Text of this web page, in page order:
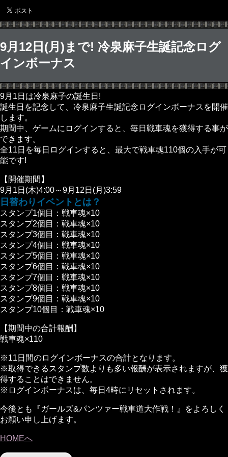
9月12日(月)まで! 冷泉麻子生誕記念ログ
インボーナス
9月1日は冷泉麻子の誕生日!
誕生日を記念して、冷泉麻子生誕記念ログインボーナスを開催
します。
期間中、ゲームにログインすると、毎日戦車魂を獲得する事が
できます。
全11日を毎日ログインすると、最大で戦車魂110個の入手が可
能です!
【開催期間】
9月1日(木)4:00～9月12日(月)3:59
日替わりイベントとは？
スタンプ1個目：戦車魂×10
スタンプ2個目：戦車魂×10
スタンプ3個目：戦車魂×10
スタンプ4個目：戦車魂×10
スタンプ5個目：戦車魂×10
スタンプ6個目：戦車魂×10
スタンプ7個目：戦車魂×10
スタンプ8個目：戦車魂×10
スタンプ9個目：戦車魂×10
スタンプ10個目：戦車魂×10
【期間中の合計報酬】
戦車魂×110
※11日間のログインボーナスの合計となります。
※取得できるスタンプ数よりも多い報酬が表示されますが、獲
得することはできません。
※ログインボーナスは、毎日4時にリセットされます。
今後とも『ガールズ&パンツァー戦車道大作戦！』をよろしく
お願い申し上げます。
HOMEへ